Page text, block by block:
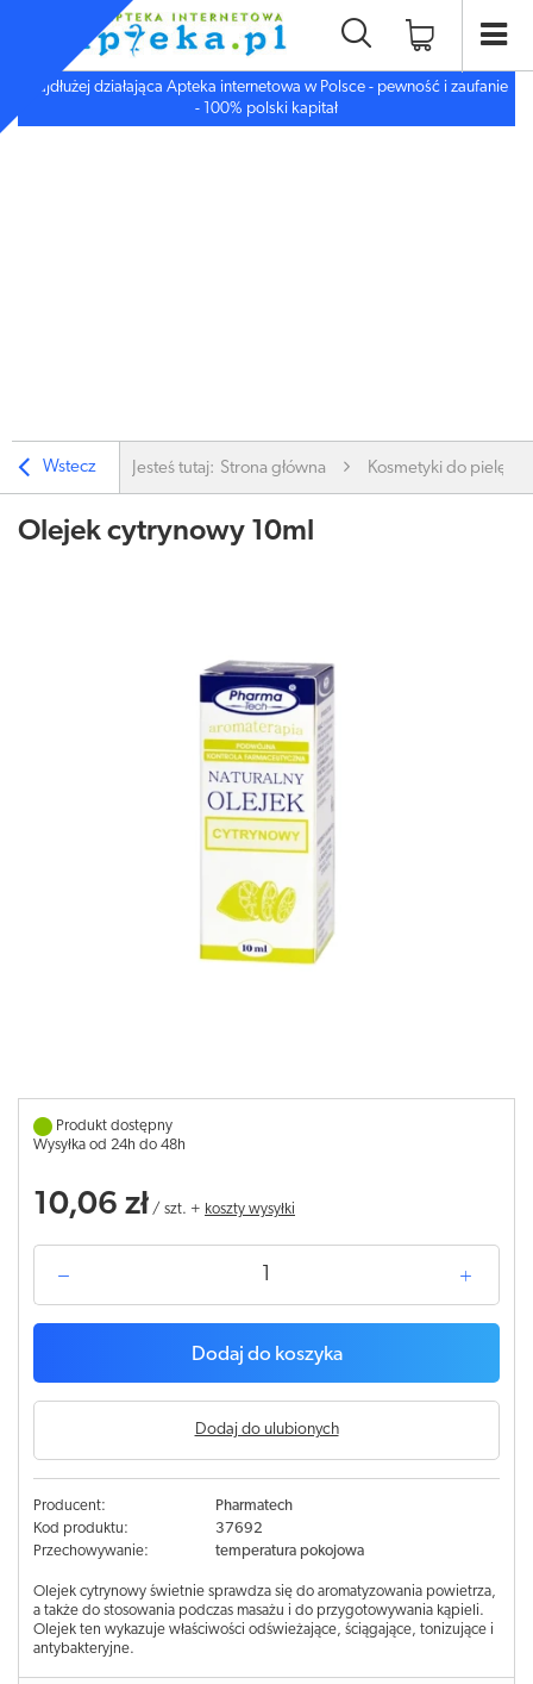
Najdłużej działająca Apteka internetowa w Polsce - pewność i zaufanie
- 100% polski kapitał
Wstecz Jesteś tutaj: Strona główna Kosmetyki do
Olejek cytrynowy 10ml
Produkt dostępny
Wysyłka od 24h do 48h
10,06 zł / szt. + koszty wysyłki
Dodaj do koszyka
Dodaj do ulubionych
Producent:
Pharmatech
Kod produktu:
37692
Przechowywanie:
temperatura pokojowa
Olejek cytrynowy świetnie sprawdza się do aromatyzowania powietrza,
a także do stosowania podczas masażu i do przygotowywania kąpieli.
Olejek ten wykazuje właściwości odświeżające, ściągające, tonizujące i
antybakteryjne.